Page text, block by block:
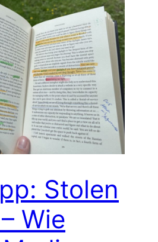
Stolen
Wie